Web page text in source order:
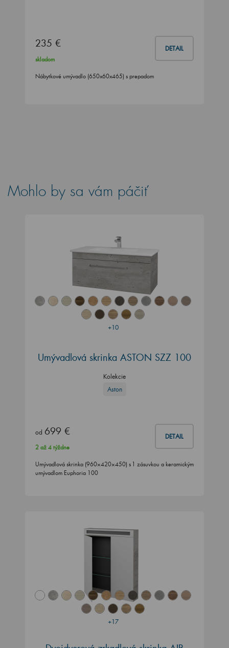
235 € DETAIL
skladom
Nábytkové umývadlo (650x60x465) s prepadom
Mohlo by sa vám páčiť
+10
Umývadlová skrinka ASTON SZZ 100
Kolekcie
Aston
od 699 € DETAIL
2 až 4 týždne
Umývadlová skrinka (960×420×450) s 1 zásuvkou a keramickým
umývadlom Euphoria 100
+17